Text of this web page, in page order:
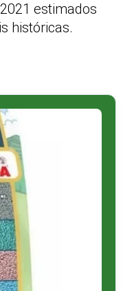
estimados
históricas.